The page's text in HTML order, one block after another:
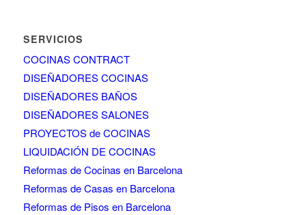
SERVICIOS
COCINAS CONTRACT
DISEÑADORES COCINAS
DISEÑADORES BAÑOS
DISEÑADORES SALONES
PROYECTOS de COCINAS
LIQUIDACIÓN DE COCINAS
Reformas de Cocinas en Barcelona
Reformas de Casas en Barcelona
Reformas de Pisos en Barcelona